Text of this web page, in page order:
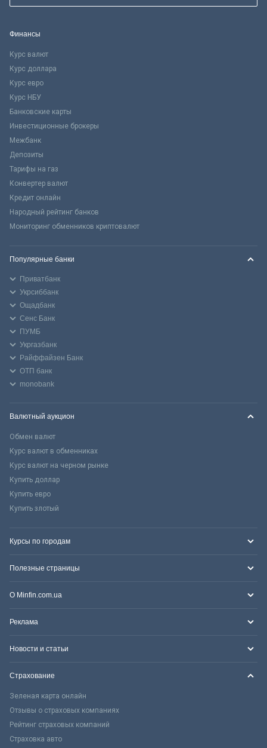
Финансы
Курс валют
Курс доллара
Курс евро
Курс НБУ
Банковские карты
Инвестиционные брокеры
Межбанк
Депозиты
Тарифы на газ
Конвертер валют
Кредит онлайн
Народный рейтинг банков
Мониторинг обменников криптовалют
Популярные банки
Приватбанк
Укрсиббанк
Ощадбанк
Сенс Банк
ПУМБ
Укргазбанк
Райффайзен Банк
ОТП банк
monobank
Валютный аукцион
Обмен валют
Курс валют в обменниках
Курс валют на черном рынке
Купить доллар
Купить евро
Купить злотый
Курсы по городам
Полезные страницы
О Minfin.com.ua
Реклама
Новости и статьи
Страхование
Зеленая карта онлайн
Отзывы о страховых компаниях
Рейтинг страховых компаний
Страховка авто